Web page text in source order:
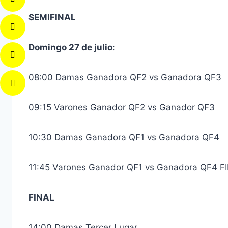
SEMIFINAL
Domingo 27 de julio:
08:00 Damas Ganadora QF2 vs Ganadora QF3
09:15 Varones Ganador QF2 vs Ganador QF3
10:30 Damas Ganadora QF1 vs Ganadora QF4
11:45 Varones Ganador QF1 vs Ganadora QF4
FINAL